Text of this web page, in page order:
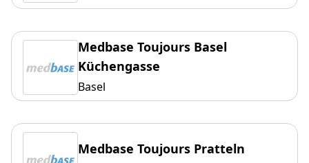
Medbase Toujours Basel
Küchengasse
Basel
Medbase Toujours Pratteln